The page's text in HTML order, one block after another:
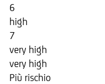
6
high
7
very high
very high
Più rischio